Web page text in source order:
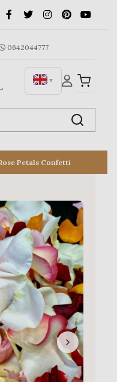
0642044777
▼
Petals Confetti